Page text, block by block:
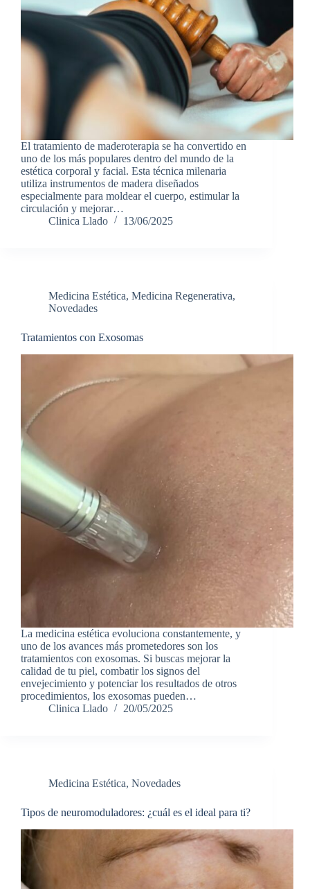
El tratamiento de maderoterapia se ha convertido en
uno de los más populares dentro del mundo de la
estética corporal y facial. Esta técnica milenaria
utiliza instrumentos de madera diseñados
especialmente para moldear el cuerpo, estimular la
circulación y mejorar…
Clinica Llado
13/06/2025
Medicina Estética, Medicina Regenerativa,
Novedades
Tratamientos con Exosomas
La medicina estética evoluciona constantemente, y
uno de los avances más prometedores son los
tratamientos con exosomas. Si buscas mejorar la
calidad de tu piel, combatir los signos del
envejecimiento y potenciar los resultados de otros
procedimientos, los exosomas pueden…
Clinica Llado
20/05/2025
Medicina Estética, Novedades
Tipos de neuromoduladores: ¿cuál es el ideal para ti?